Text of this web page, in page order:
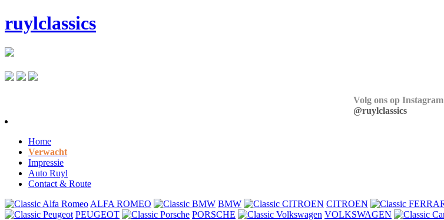
ruylclassics
Volg ons op Instagram
@ruylclassics
Home
Verwacht
Impressie
Auto Ruyl
Contact & Route
ALFA ROMEO
BMW CITROEN
PEUGEOT
PORSCHE VOLKSWAGEN